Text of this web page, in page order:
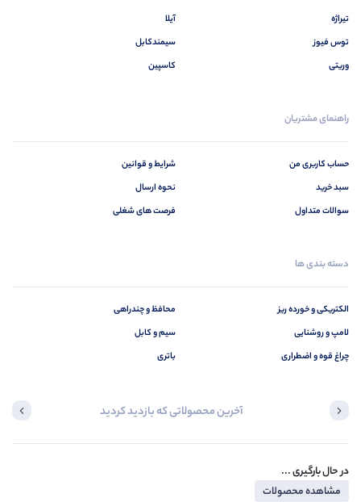
تیراژه
توس فیوز
وریتی
آیلا
سیمندکابل
کاسپین
راهنمای مشتریان
حساب کاربری من
سبد خرید
سوالات متداول
شرایط و قوانین
نحوه ارسال
فرصت های شغلی
دسته بندی ها
الکتریکی و خورده ریز
لامپ و روشنایی
چراغ قوه و اضطراری
محافظ و چندراهی
سیم و کابل
باتری
آخرین محصولاتی که بازدید کردید
در حال بارگیری ...
مشاهده محصولات